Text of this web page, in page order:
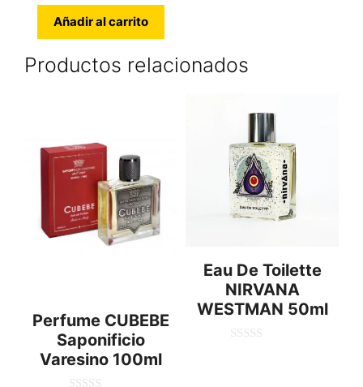
Añadir al carrito
Productos relacionados
Perfume CUBEBE
Saponificio
Varesino 100ml
Eau De Toilette
NIRVANA
WESTMAN 50ml